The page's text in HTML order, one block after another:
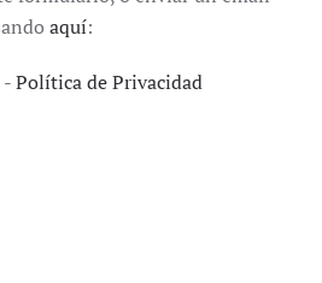
aquí:
-Política de Privacidad